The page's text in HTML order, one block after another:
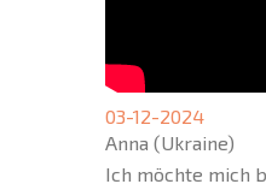
03-12-2024
Anna (Ukraine)
Ich möchte mich